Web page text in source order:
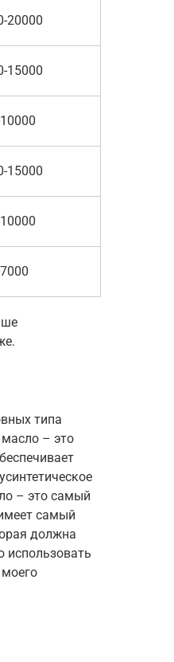
20000
15000
15000
типа
масло – это
– это самый
самый
должна
использовать